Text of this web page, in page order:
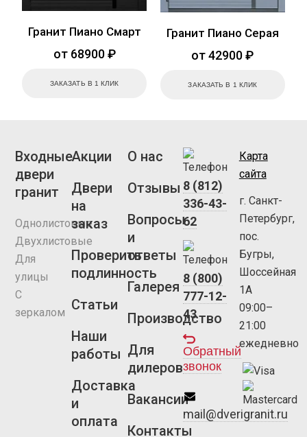
Гранит Пиано Смарт
от 68900 ₽
ЗАКАЗАТЬ В 1 КЛИК
Гранит Пиано Серая
от 42900 ₽
ЗАКАЗАТЬ В 1 КЛИК
Входные
двери
гранит
Однолистовые
Двухлистовые
Для
улицы
С
зеркалом
Акции
Двери
на
заказ
Проверить
подлинность
Статьи
Наши
работы
Доставка
и
оплата
О нас
Отзывы
Вопросы
и
ответы
Галерея
Производство
Для
дилеров
Вакансии
Контакты
8 (812)
336-43-
62
8 (800)
777-12-
43
Обратный
звонок
mail@dverigranit.ru
Карта
сайта
г. Санкт-
Петербург,
пос.
Бугры,
Шоссейная
1А
09:00–
21:00
ежедневно